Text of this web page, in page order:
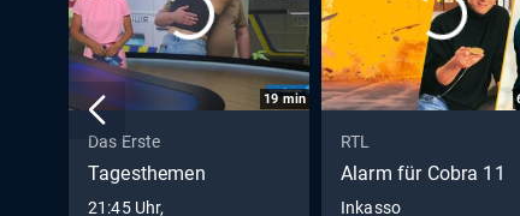
19min
Das Erste
Tagesthemen
21:45 Uhr,
RTL
Alarm für Cobra 11
Inkasso